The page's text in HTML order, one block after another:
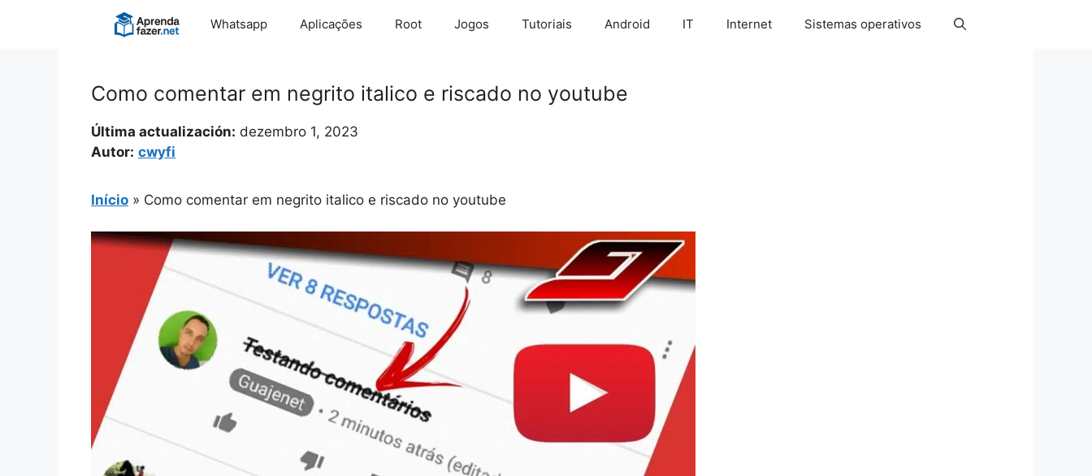
Whatsapp Aplicações Root Jogos Tutoriais Android IT Internet Sistemas operativos
Como comentar em negrito italico e riscado no youtube
Última actualización: dezembro 1, 2023
Autor: cwyfi
Início » Como comentar em negrito italico e riscado no youtube